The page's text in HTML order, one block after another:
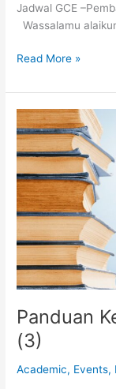
Jadwal GCE
Wassalamu
Read More »
Panduan
(3)
Academic, Events,
Panduan
Key-
In
Ganjil
2019/2020
(3)